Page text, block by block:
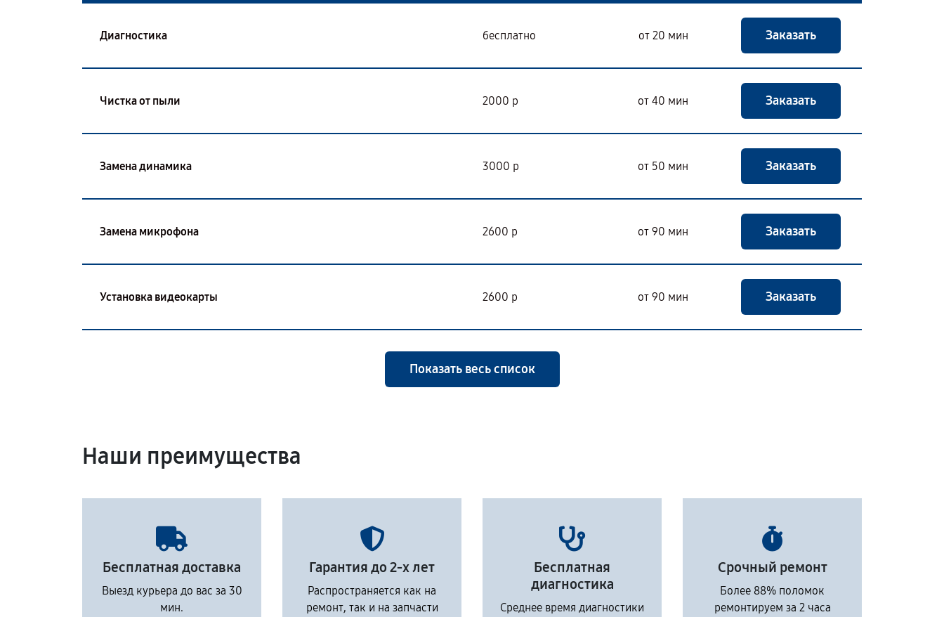
Диагностика бесплатно от 20 мин Заказать
Чистка от пыли 2000 р от 40 мин Заказать
Замена динамика 3000 р от 50 мин Заказать
Замена микрофона 2600 р от 90 мин Заказать
Установка видеокарты 2600 р от 90 мин Заказать
Показать весь список
Наши преимущества
Бесплатная доставка
Выезд курьера до вас за 30
мин.
Гарантия до 2-х лет
Распространяется как на
ремонт, так и на запчасти
Бесплатная
диагностика
Среднее время диагностики
Срочный ремонт
Более 88% поломок
ремонтируем за 2 часа